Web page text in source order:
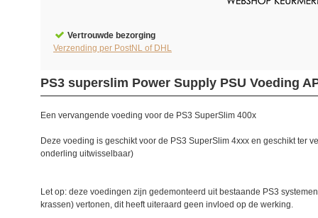
Vertrouwde bezorging
Verzending per PostNL of DHL
PS3 superslim Power Supply PSU Voeding
Een vervangende voeding voor de PS3 SuperSlim 400x
Deze voeding is geschikt voor de PS3 SuperSlim 4xxx en geschikt ter
onderling uitwisselbaar)
Let op: deze voedingen zijn gedemonteerd uit bestaande PS3
krassen) vertonen, dit heeft uiteraard geen invloed op de werking.